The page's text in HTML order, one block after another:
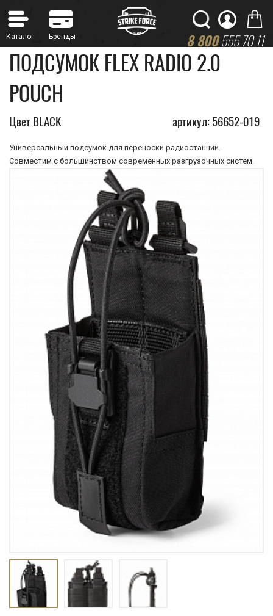
8 800555 70 11
ПОДСУМОК FLEX RADIO 2.0
POUCH
Цвет BLACK артикул: 56652-019
Универсальный подсумок для переноски радиостанции.
Совместим с большинством современных разгрузочных систем.